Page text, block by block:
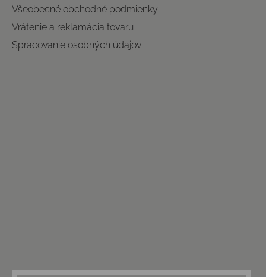
Všeobecné obchodné podmienky
Vrátenie a reklamácia tovaru
Spracovanie osobných údajov